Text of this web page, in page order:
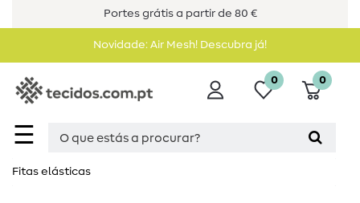
Portes grátis a partir de 80 €
Novidade: Air Mesh! Descubra já!
☰
0 0
Fitas elásticas